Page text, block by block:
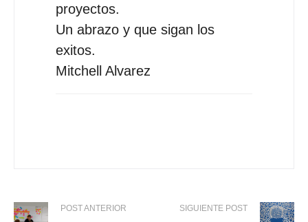
proyectos.
Un abrazo y que sigan los
exitos.
Mitchell Alvarez
POST ANTERIOR SIGUIENTE POST